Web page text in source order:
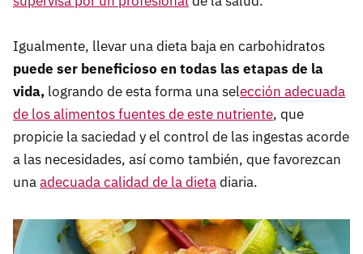
Igualmente, llevar una dieta baja en carbohidratos
puede ser beneficioso en todas las etapas de la
vida, logrando de esta forma una selección adecuada
de los alimentos fuentes de este nutriente, que
propicie la saciedad y el control de las ingestas acorde
a las necesidades, así como también, que favorezcan
unaadecuada calidad de la dietadiaria.